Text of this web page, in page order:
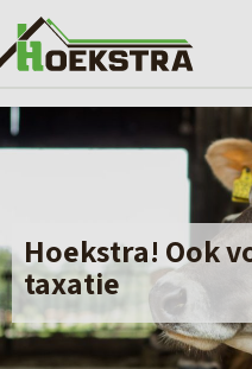
Hoekstra! Ook
taxatie